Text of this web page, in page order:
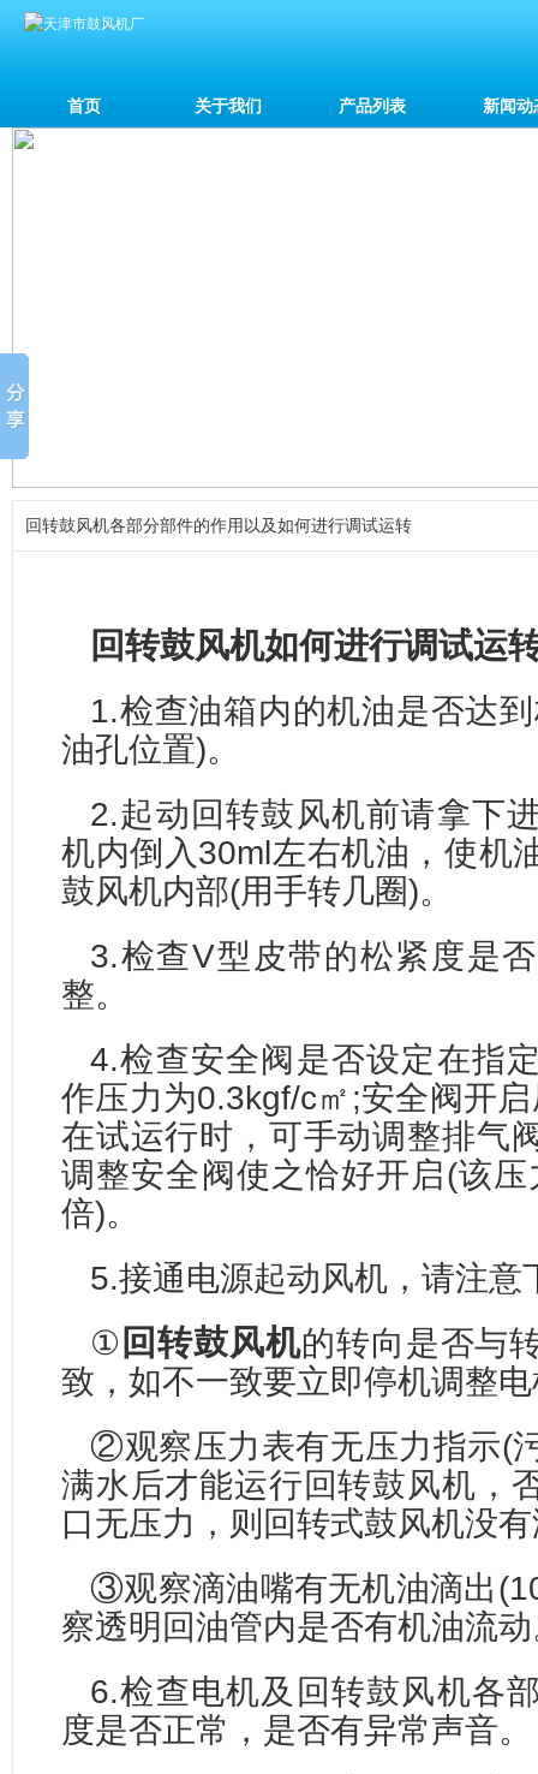
首页 关于我们 产品列表 新闻动
回转鼓风机各部分部件的作用以及如何进行调试运转
回转鼓风机如何进行调试运
1.检查油箱内的机油是否达
油孔位置)。
2.起动回转鼓风机前请拿下
机内倒入30ml左右机油，使机
鼓风机内部(用手转几圈)。
3.检查V型皮带的松紧度是
整。
4.检查安全阀是否设定在指
作压力为0.3kgf/c㎡;安全阀开
在试运行时，可手动调整排气
调整安全阀使之恰好开启(该
倍)。
5.接通电源起动风机，请注意
① 回转鼓风机的转向是否与
致，如不一致要立即停机调整
②观察压力表有无压力指示(
满水后才能运行回转鼓风机，
口无压力，则回转式鼓风机没
③观察滴油嘴有无机油滴出
察透明回油管内是否有机油流
6.检查电机及回转鼓风机各
度是否正常，是否有异常声音。